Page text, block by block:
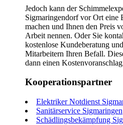
Jedoch kann der
Sigmaringendorf vor Ort eine
machen und Ihnen den Preis
Arbeit nennen. Oder Sie
kostenlose Kundeberatung
Mitarbeitern Ihren Befall.
dann einen
Kooperationspartner
Elektriker Notdienst
Sanitärservice Sigmaringen
Schädlingsbekämpfung